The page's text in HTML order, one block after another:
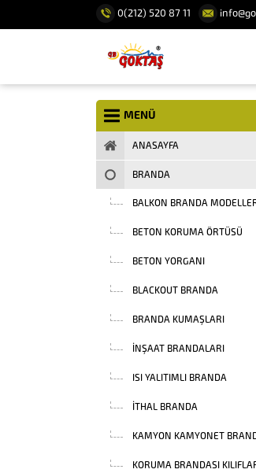
0(212) 520 87 11
MENÜ
ANASAYFA
BRANDA
BALKON BRANDA
BETON KORUMA ÖRTÜSÜ
BETON YORGANI
BLACKOUT BRANDA
BRANDA KUMAŞLARI
INŞAAT BRANDALARI
ISI YALITIMLI BRANDA
İTHAL BRANDA
KAMYON KAMYONET
KORUMA BRANDASI